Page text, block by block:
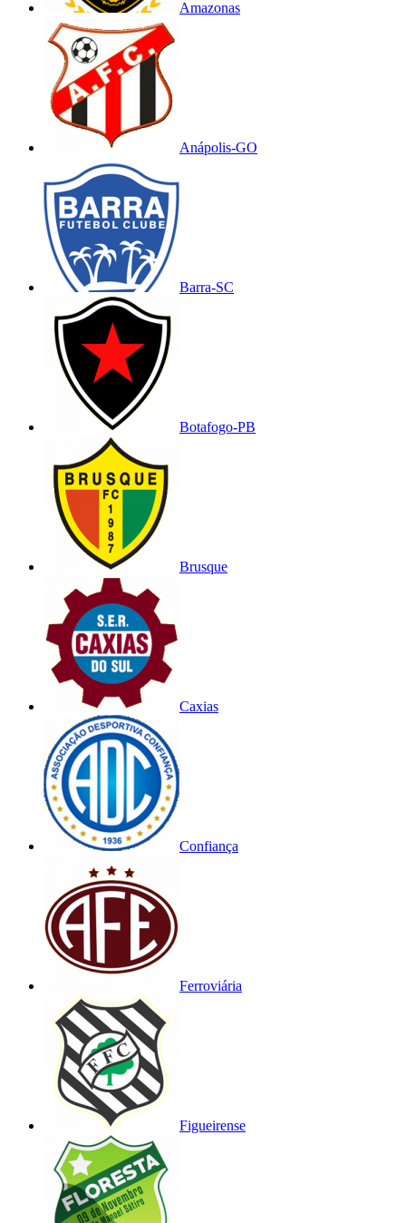
Amazonas
Anápolis-GO
Barra-SC
Botafogo-PB
Brusque
Caxias
Confiança
Ferroviária
Figueirense